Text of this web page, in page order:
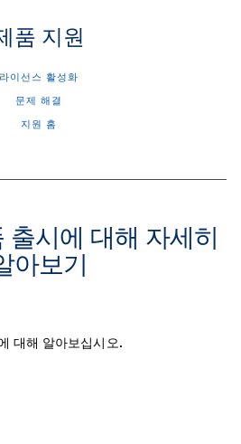
품 지원
라이선스 활성화
문제 해결
지원 홈
시에 대해 자세히
아보기
대해 알아보십시오.